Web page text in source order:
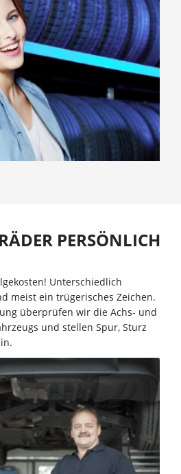
PERSÖNLICH
Unterschiedlich
meist ein trügerisches Zeichen.
überprüfen wir die Achs- und
und stellen Spur, Sturz